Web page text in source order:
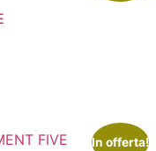
In offerta!